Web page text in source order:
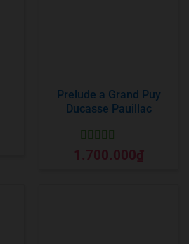
Prelude a Grand Puy
Ducasse Pauillac
Được xếp
hạng55 sao
1.700.000₫